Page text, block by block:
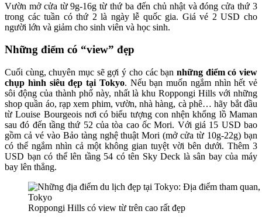
Vườn mở cửa từ 9g-16g từ thứ ba đến chủ nhật và đóng cửa thứ 3
trong các tuần có thứ 2 là ngày lễ quốc gia. Giá vé 2 USD cho
người lớn và giảm cho sinh viên và học sinh.
Những điểm có “view” đẹp
Cuối cùng, chuyên mục sẽ gợi ý cho các bạn những điểm có view
chụp hình siêu đẹp tại Tokyo. Nếu bạn muốn ngắm nhìn hết vẻ
sôi động của thành phố này, nhất là khu Roppongi Hills với những
shop quần áo, rạp xem phim, vườn, nhà hàng, cà phê… hãy bắt đầu
từ Louise Bourgeois nơi có biểu tượng con nhện khổng lồ Maman
sau đó đến tầng thứ 52 của tòa cao ốc Mori. Với giá 15 USD bao
gồm cả vé vào Bảo tàng nghệ thuật Mori (mở cửa từ 10g-22g) bạn
có thể ngắm nhìn cả một không gian tuyệt vời bên dưới. Thêm 3
USD bạn có thể lên tầng 54 có tên Sky Deck là sân bay của máy
bay lên thẳng.
Roppongi Hills có view từ trên cao rất đẹp